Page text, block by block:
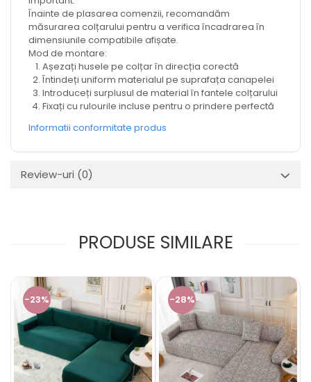
Înainte de plasarea comenzii, recomandăm
măsurarea colțarului pentru a verifica încadrarea în
dimensiunile compatibile afișate.
Mod de montare:
Așezați husele pe colțar în direcția corectă
Întindeți uniform materialul pe suprafața canapelei
Introduceți surplusul de material în fantele colțarului
Fixați cu rulourile incluse pentru o prindere perfectă
Informatii conformitate produs
Review-uri (0)
PRODUSE SIMILARE
-23% -28%